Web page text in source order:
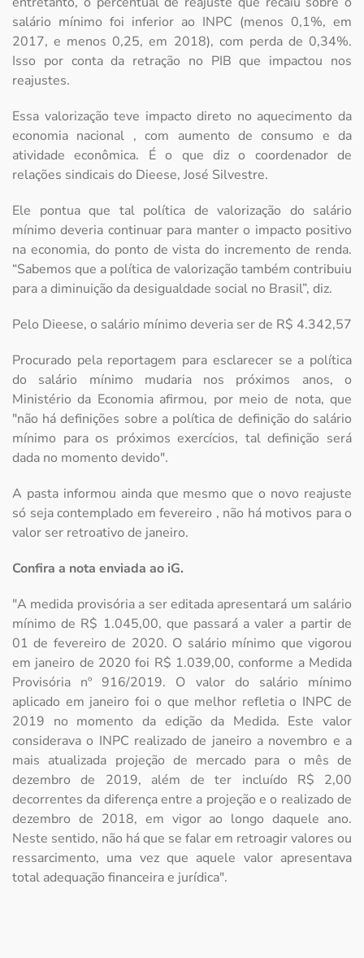
salário mínimo foi inferior ao INPC (menos 0,1%, em
2017, e menos 0,25, em 2018), com perda de 0,34%.
Isso por conta da retração no PIB que impactou nos
reajustes.
Essa valorização teve impacto direto no aquecimento da
economia nacional , com aumento de consumo e da
atividade econômica. É o que diz o coordenador de
relações sindicais do Dieese, José Silvestre.
Ele pontua que tal política de valorização do salário
mínimo deveria continuar para manter o impacto positivo
na economia, do ponto de vista do incremento de renda.
“Sabemos que a política de valorização também contribuiu
para a diminuição da desigualdade social no Brasil”, diz.
Pelo Dieese, o salário mínimo deveria ser de R$ 4.342,57
Procurado pela reportagem para esclarecer se a política
do salário mínimo mudaria nos próximos anos, o
Ministério da Economia afirmou, por meio de nota, que
"não há definições sobre a política de definição do salário
mínimo para os próximos exercícios, tal definição será
dada no momento devido".
A pasta informou ainda que mesmo que o novo reajuste
só seja contemplado em fevereiro , não há motivos para o
valor ser retroativo de janeiro.
Confira a nota enviada ao iG.
"A medida provisória a ser editada apresentará um salário
mínimo de R$ 1.045,00, que passará a valer a partir de
01 de fevereiro de 2020. O salário mínimo que vigorou
em janeiro de 2020 foi R$ 1.039,00, conforme a Medida
Provisória nº 916/2019. O valor do salário mínimo
aplicado em janeiro foi o que melhor refletia o INPC de
2019 no momento da edição da Medida. Este valor
considerava o INPC realizado de janeiro a novembro e a
mais atualizada projeção de mercado para o mês de
dezembro de 2019, além de ter incluído R$ 2,00
decorrentes da diferença entre a projeção e o realizado de
dezembro de 2018, em vigor ao longo daquele ano.
Neste sentido, não há que se falar em retroagir valores ou
ressarcimento, uma vez que aquele valor apresentava
total adequação financeira e jurídica".